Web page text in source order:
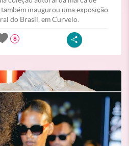
inaugurou uma exposição
do Brasil, em Curvelo.
8